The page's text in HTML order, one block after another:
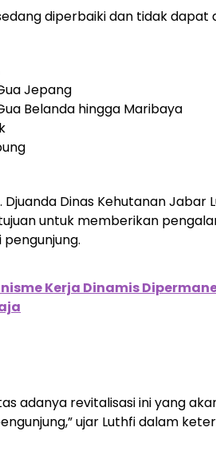
diperbaiki dan tidak dapat
Jepang
Belanda hingga Maribaya
Djuanda Dinas Kehutanan
untuk memberikan
Kerja Dinamis
adanya revitalisasi ini yang
ujar Luthfi dalam